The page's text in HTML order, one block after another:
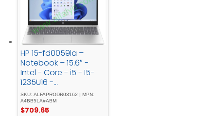
HP 15-fd0059la –
Notebook – 15.6″ -
Intel - Core - i5 - I5-
1235U16 -
GBSSDWindows - 11 -
HomeSilverSpanish
SKU: ALFAPRODR03162 | MPN:
A4BB5LA#ABM
$709.65